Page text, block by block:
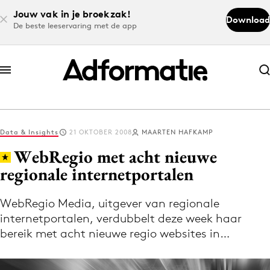
Jouw vak in je broekzak!
De beste leeservaring met de app
Download
Abonneer nu
Abonneer nu
Log in
Download de app
Volg het laatste nieuws via de Adformatie
Nieuws app
Data & Insights 21 OKTOBER 2008 MAARTEN HAFKAMP
WebRegio met acht nieuwe
regionale internetportalen
WebRegio Media, uitgever van regionale
internetportalen, verdubbelt deze week haar
bereik met acht nieuwe regio websites in…